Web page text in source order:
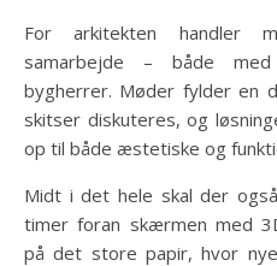
For arkitekten handler
samarbejde – både
bygherrer. Møder fylder en
skitser diskuteres, og
op til både æstetiske og
Midt i det hele skal der
timer foran skærmen med
på det store papir, hvor